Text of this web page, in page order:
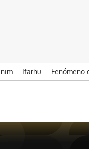
Ifarhu Fenómeno